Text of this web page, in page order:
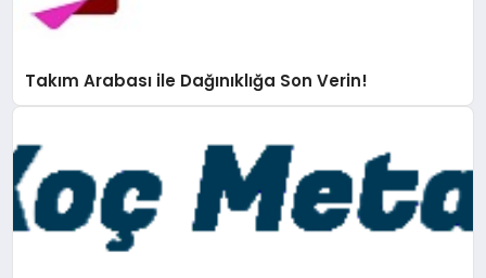
Takım Arabası ile Dağınıklığa Son Verin!